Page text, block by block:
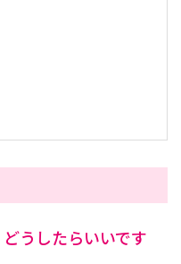
うしたらいいです